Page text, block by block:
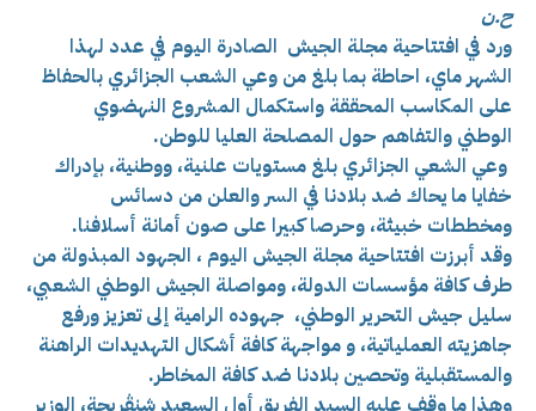
ح.ن
ورد في افتتاحية مجلة الجيش الصادرة اليوم في عدد لهذا
الشهر ماي، احاطة بما بلغ من وعي الشعب الجزائري بالحفاظ
على المكاسب المحققة واستكمال المشروع النهضوي
الوطني والتفاهم حول المصلحة العليا للوطن.
وعي الشعي الجزائري بلغ مستويات علنية، ووطنية، بإدراك
خفايا ما يحاك ضد بلادنا في السر والعلن من دسائس
ومخططات خبيثة، وحرصا كبيرا على صون أمانة أسلافنا.
وقد أبرزت افتتاحية مجلة الجيش اليوم ، الجهود المبذولة من
طرف كافة مؤسسات الدولة، ومواصلة الجيش الوطني الشعبي،
سليل جيش التحرير الوطني، جهوده الرامية إلى تعزيز ورفع
جاهزيته العملياتية، و مواجهة كافة أشكال التهديدات الراهنة
والمستقبلية وتحصين بلادنا ضد كافة المخاطر.
وهذا ما وقف عليه السيد الفريق أول السعيد شنڤريحة، الوزير